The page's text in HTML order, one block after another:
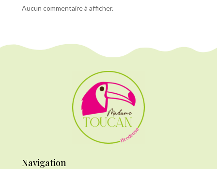
Aucun commentaire à afficher.
Navigation